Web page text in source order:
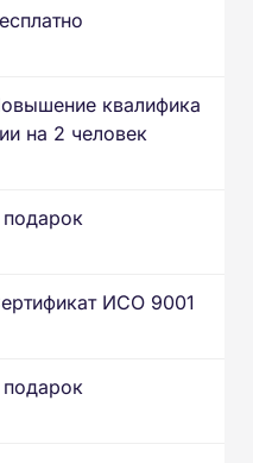
квалифика
на 2 человек
подарок
ИСО 9001
подарок